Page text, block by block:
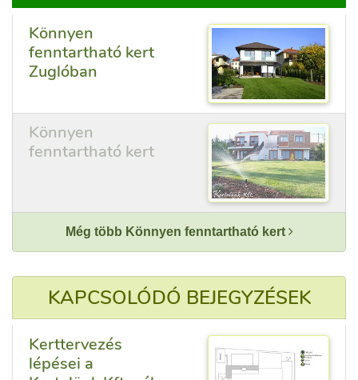
Könnyen
fenntartható kert
Zuglóban
Könnyen
fenntartható kert
Még több Könnyen fenntartható kert
KAPCSOLÓDÓ BEJEGYZÉSEK
Kerttervezés
lépései a